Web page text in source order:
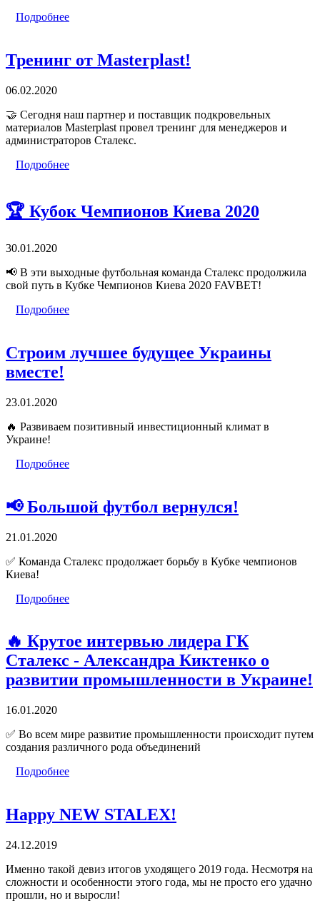
Подробнее
Тренинг от Masterplast!
06.02.2020
🤝 Сегодня наш партнер и поставщик подкровельных
материалов Masterplast провел тренинг для менеджеров и
администраторов Сталекс.
Подробнее
🏆 Кубок Чемпионов Киева 2020
30.01.2020
📢 В эти выходные футбольная команда Сталекс продолжила
свой путь в Кубке Чемпионов Киева 2020 FAVBET!
Подробнее
Строим лучшее будущее Украины
вместе!
23.01.2020
🔥 Развиваем позитивный инвестиционный климат в
Украине!
Подробнее
📢 Большой футбол вернулся!
21.01.2020
✅ Команда Сталекс продолжает борьбу в Кубке чемпионов
Киева!
Подробнее
🔥 Крутое интервью лидера ГК
Сталекс - Александра Киктенко о
развитии промышленности в Украине!
16.01.2020
✅ Во всем мире развитие промышленности происходит путем
создания различного рода объединений
Подробнее
Happy NEW STALEX!
24.12.2019
Именно такой девиз итогов уходящего 2019 года. Несмотря на
сложности и особенности этого года, мы не просто его удачно
прошли, но и выросли!